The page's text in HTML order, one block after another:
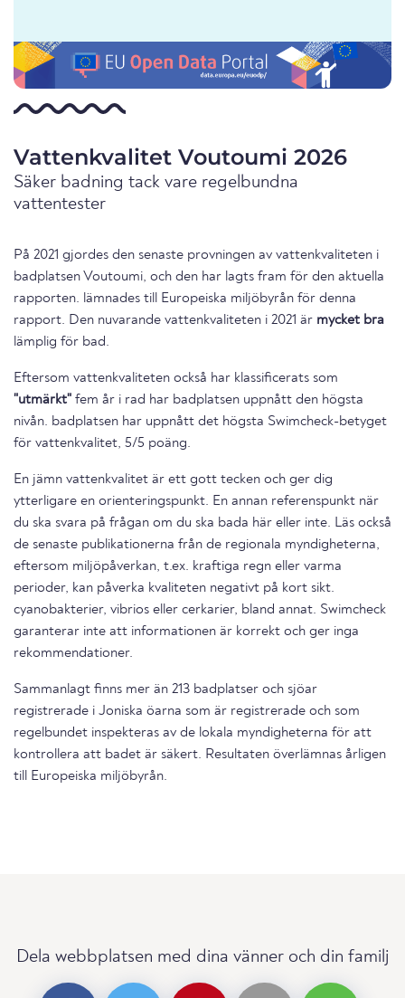
Vattenkvalitet Voutoumi 2026
Säker badning tack vare regelbundna
vattentester
På 2021 gjordes den senaste provningen av vattenkvaliteten i
badplatsen Voutoumi, och den har lagts fram för den aktuella
rapporten. lämnades till Europeiska miljöbyrån för denna
rapport. Den nuvarande vattenkvaliteten i 2021 är mycket bra
lämplig för bad.
Eftersom vattenkvaliteten också har klassificerats som
"utmärkt" fem år i rad har badplatsen uppnått den högsta
nivån. badplatsen har uppnått det högsta Swimcheck-betyget
för vattenkvalitet, 5/5 poäng.
En jämn vattenkvalitet är ett gott tecken och ger dig
ytterligare en orienteringspunkt. En annan referenspunkt när
du ska svara på frågan om du ska bada här eller inte. Läs också
de senaste publikationerna från de regionala myndigheterna,
eftersom miljöpåverkan, t.ex. kraftiga regn eller varma
perioder, kan påverka kvaliteten negativt på kort sikt.
cyanobakterier, vibrios eller cerkarier, bland annat. Swimcheck
garanterar inte att informationen är korrekt och ger inga
rekommendationer.
Sammanlagt finns mer än 213 badplatser och sjöar
registrerade i Joniska öarna som är registrerade och som
regelbundet inspekteras av de lokala myndigheterna för att
kontrollera att badet är säkert. Resultaten överlämnas årligen
till Europeiska miljöbyrån.
Dela webbplatsen med dina vänner och din familj